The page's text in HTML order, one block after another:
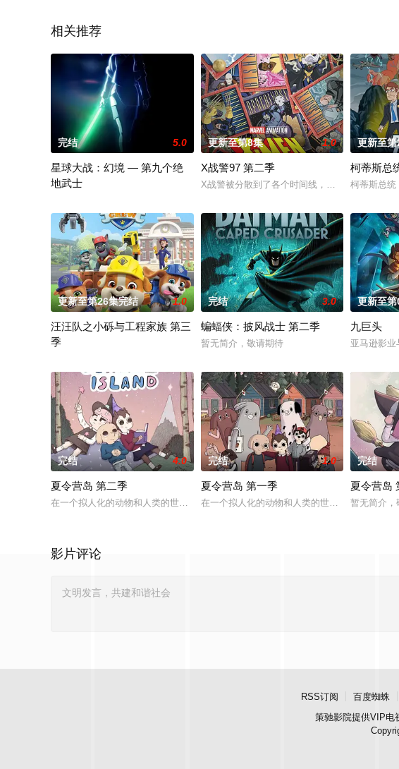
相关推荐
完结 5.0
星球大战：幻境 — 第九个绝
地武士
更新至第8集 1.0
X战警97 第二季
X战警被分散到了各个时间线，从过去，到未来
更新至第
柯蒂斯总
柯蒂斯总
更新至第26集完结 1.0
汪汪队之小砾与工程家族 第三
季
完结 3.0
蝙蝠侠：披风战士 第二季
暂无简介，敬请期待
更新至
九巨头
亚马逊影业
完结 4.0
夏令营岛 第二季
在一个拟人化的动物和人类的世界，夏令营岛有两个最好的朋友奥斯卡，一头大象；
完结 1.0
夏令营岛 第一季
在一个拟人化的动物和人类的世界，夏令营岛有
完结
夏令营岛
暂无简介，
影片评论
RSS订阅 百度蜘蛛
策驰影院提供VIP电